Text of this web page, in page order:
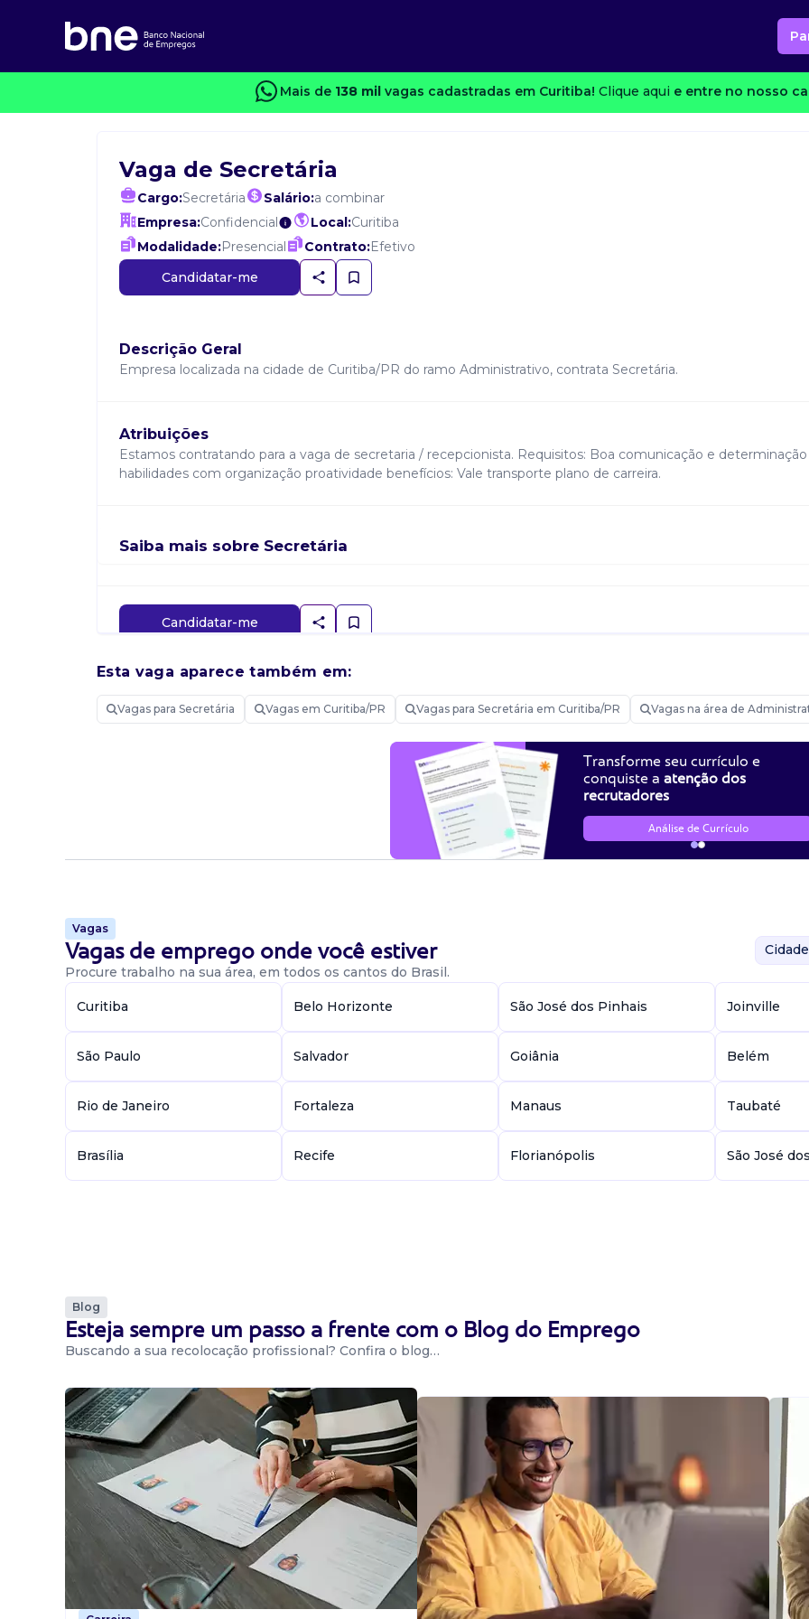
Mais de 138 milvagas cadastradas em Curitiba! Clique aqui e entre no nosso
Vaga de Secretária
Cargo:Secretária Salário:a combinar
Empresa:Confidencial Local:Curitiba
Modalidade:Presencial Contrato:Efetivo
Candidatar-me
Descrição Geral
Empresa localizada na cidade de Curitiba/PR do ramo Administrativo, contrata Secretária.
Atribuições
Estamos contratando para a vaga de secretaria / recepcionista. Requisitos: Boa comunicação e determinação
habilidades com organização proatividade benefícios: Vale transporte plano de carreira.
Saiba mais sobre Secretária
Candidatar-me
Esta vaga aparece também em:
Vagas para Secretária Vagas em Curitiba/PR Vagas para Secretária em Curitiba/PR Vagas na área de
Transforme seu currículo e
conquiste a atenção dos
recrutadores
Análise de Currículo
Vagas
Vagas de emprego onde você estiver
Procure trabalho na sua área, em todos os cantos do Brasil.
Curitiba Belo Horizonte São José dos Pinhais Joinville
São Paulo Salvador Goiânia Belém
Rio de Janeiro Fortaleza Manaus Taubaté
Brasília Recife Florianópolis São José
Blog
Esteja sempre um passo a frente com o Blog do Emprego
Buscando a sua recolocação profissional? Confira o blog…